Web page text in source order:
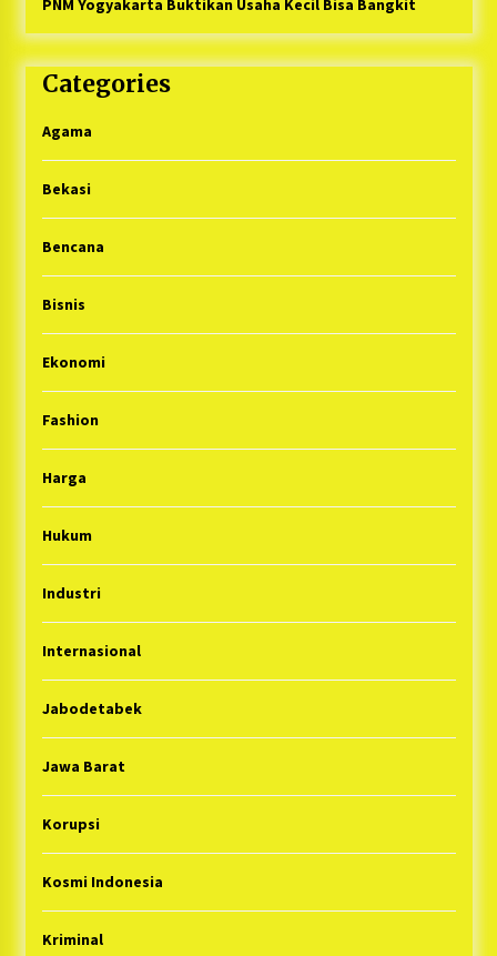
Categories
Agama
Bekasi
Bencana
Bisnis
Ekonomi
Fashion
Harga
Hukum
Industri
Internasional
Jabodetabek
Jawa Barat
Korupsi
Kosmi Indonesia
Kriminal